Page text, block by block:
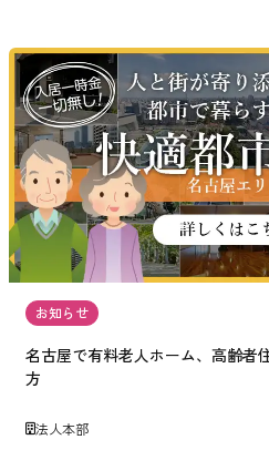
お知らせ
名古屋で有料老人ホーム、高齢者
方
法人本部